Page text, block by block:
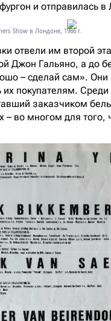
и отправилась в
Show в Лондоне, 1986 г.
отвели им второй
Джон Гальяно, а до
– сделай сам». Они
их покупателям.
заказчиком
– во многом для того,